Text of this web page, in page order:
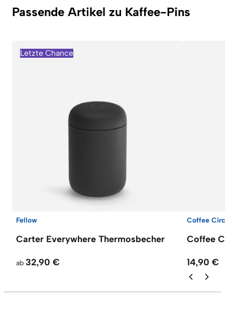
Passende Artikel zu Kaffee-Pins
Letzte Chance
Fellow
Carter Everywhere Thermosbecher
ab 32,90 €
Coffee
Coffee
14,90 €